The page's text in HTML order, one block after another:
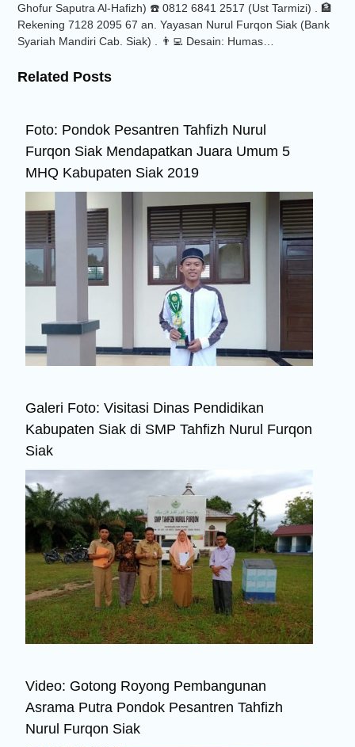
Ghofur Saputra Al-Hafizh) ☎️ 0812 6841 2517 (Ust Tarmizi) . 🏦
Rekening 7128 2095 67 an. Yayasan Nurul Furqon Siak (Bank
Syariah Mandiri Cab. Siak) . 👨‍💻 Desain: Humas…
Related Posts
Foto: Pondok Pesantren Tahfizh Nurul
Furqon Siak Mendapatkan Juara Umum 5
MHQ Kabupaten Siak 2019
Galeri Foto: Visitasi Dinas Pendidikan
Kabupaten Siak di SMP Tahfizh Nurul Furqon
Siak
Video: Gotong Royong Pembangunan
Asrama Putra Pondok Pesantren Tahfizh
Nurul Furqon Siak